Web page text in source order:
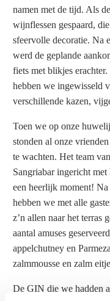
namen met de tijd. Als
wijnflessen gespaard,
sfeervolle decoratie. Na
werd de geplande
fiets met blikjes
hebben we ingewisseld
verschillende kazen,
Toen we op onze
stonden al onze
te wachten. Het team
Sangriabar ingericht
een heerlijk moment!
hebben we met alle
z’n allen naar het terras
aantal amuses
appelchutney en
zalmmousse en zalm
De GIN die we hadden